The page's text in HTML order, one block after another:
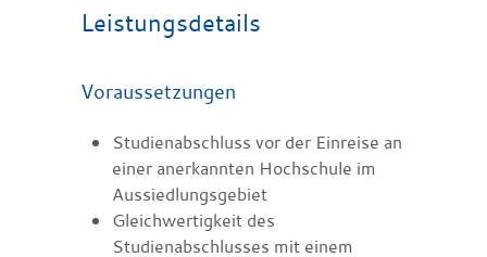
Leistungsdetails
Voraussetzungen
Studienabschluss vor der Einreise an
einer anerkannten Hochschule im
Aussiedlungsgebiet
Gleichwertigkeit des
Studienabschlusses mit einem